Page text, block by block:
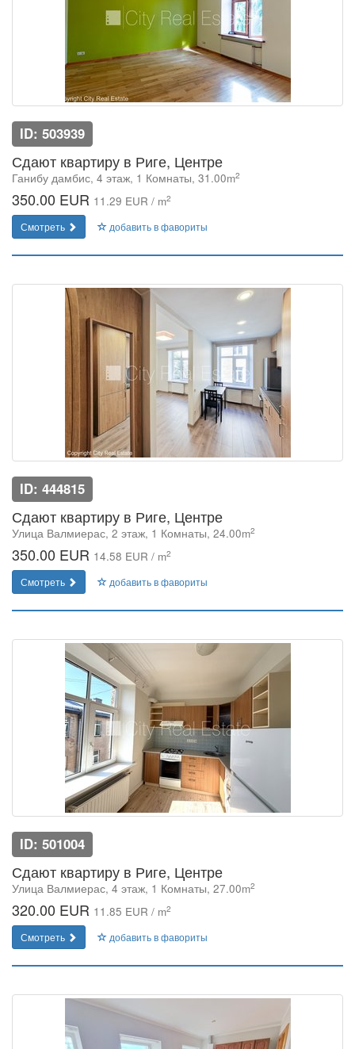
ID: 503939
Сдают квартиру в Риге, Центре
Ганибу дамбис, 4 этаж, 1 Комнаты, 31.00m2
350.00 EUR 11.29 EUR / m2
Смотреть добавить в фавориты
ID: 444815
Сдают квартиру в Риге, Центре
Улица Валмиерас, 2 этаж, 1 Комнаты, 24.00m2
350.00 EUR 14.58 EUR / m2
Смотреть добавить в фавориты
ID: 501004
Сдают квартиру в Риге, Центре
Улица Валмиерас, 4 этаж, 1 Комнаты, 27.00m2
320.00 EUR 11.85 EUR / m2
Смотреть добавить в фавориты